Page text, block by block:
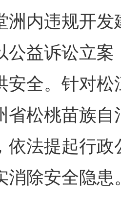
洲内违规开
公益诉讼立
安全。针对
省松桃苗族
依法提起行政
消除安全隐